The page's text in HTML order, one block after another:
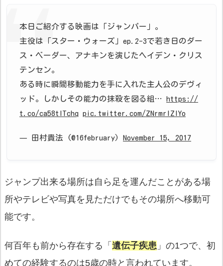
本日ご紹介する映画は「ジャンパー」。
主役は「スター・ウォーズ」ep.2-3で若き日のダー
ス・ベーダー、アナキンを演じたヘイデン・クリス
テンセン。
ある時に瞬間移動能力を手に入れた主人公のデヴィ
ッド。しかしその能力の抹殺を図る組… https://
t.co/ca58tlTchq pic.twitter.com/ZNrmrlZlYo
— 田村貴法 (@16february) November 15, 2017
ジャンプ出来る場所は自ら足を運んだことがある場
所やテレビや写真を見ただけでもその場所へ移動可
能です。
何百年も前から存在する「 遺伝子疾患 」の1つで、初
めての経験するのは5歳の時と言われています。